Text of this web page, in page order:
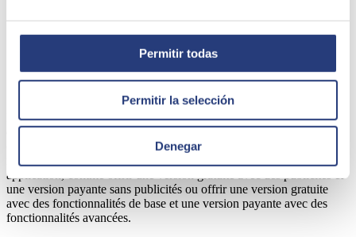
Permitir todas
Permitir la selección
Denegar
d'assigner et de suivre des tâches et des projets en ligne.
Applications CRM : comme Salesforce, Hubspot ou Zoho
CRM, permettent aux entreprises de gérer et d'automatiser
leurs relations avec les clients en ligne.
Applications d'analyse de données : comme Tableau,
Il est important de noter qu'aucun modèle d'affaires n'est meilleur
qu'un autre et que le choix dépendra du type d'application, du public
cible et des objectifs de l'entreprise. En outre, il est possible de
mettre en œuvre plusieurs modèles d'affaires dans une seule
application, comme offrir une version gratuite avec des publicités et
une version payante sans publicités ou offrir une version gratuite
avec des fonctionnalités de base et une version payante avec des
fonctionnalités avancées.